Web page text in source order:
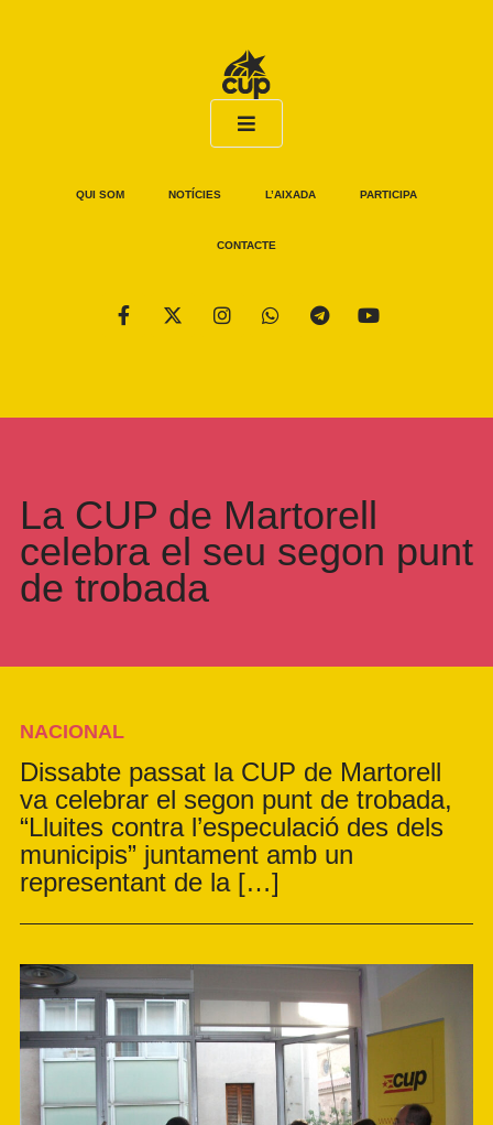
QUI SOM NOTÍCIES L’AIXADA PARTICIPA
CONTACTE
La CUP de Martorell
celebra el seu segon punt
de trobada
NACIONAL
Dissabte passat la CUP de Martorell
va celebrar el segon punt de trobada,
“Lluites contra l’especulació des dels
municipis” juntament amb un
representant de la […]